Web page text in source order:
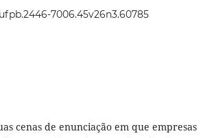
7006.45v26n3.60785
cenas de enunciação em que empresas